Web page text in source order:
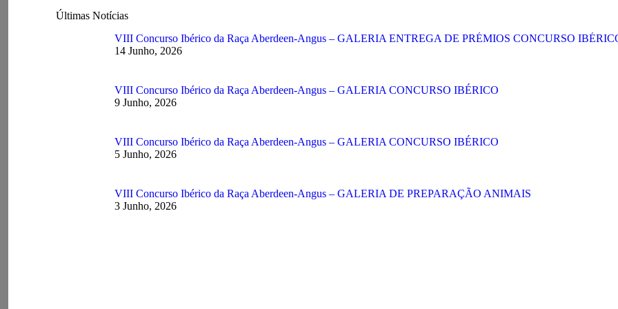
Últimas Notícias
VIII Concurso Ibérico da Raça Aberdeen-Angus – GALERIA ENTREGA DE PRÉMIOS CONCURSO
14 Junho, 2026
VIII Concurso Ibérico da Raça Aberdeen-Angus – GALERIA CONCURSO IBÉRICO
9 Junho, 2026
VIII Concurso Ibérico da Raça Aberdeen-Angus – GALERIA CONCURSO IBÉRICO
5 Junho, 2026
VIII Concurso Ibérico da Raça Aberdeen-Angus – GALERIA DE PREPARAÇÃO ANIMAIS
3 Junho, 2026